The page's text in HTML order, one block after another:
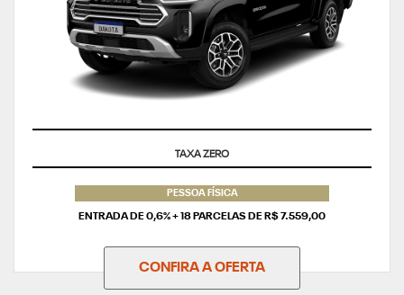
SUPERVALORIZAÇÃO DO SEU SEMINOVO
PESSOA FÍSICA
ENTRADA DE 0,6% + 18 PARCELAS DE R$ 7.559,00
CONFIRA A OFERTA